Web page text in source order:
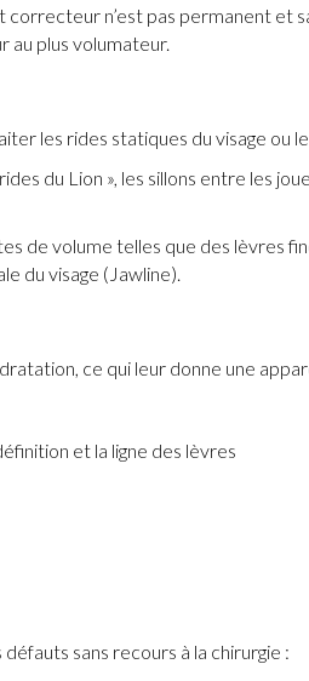
correcteur n’est pas permanent
plus volumateur.
les rides statiques du visage ou
du Lion », les sillons entre les
de volume telles que des lèvres
du visage (Jawline).
ce qui leur donne une
et la ligne des lèvres
sans recours à la chirurgie :